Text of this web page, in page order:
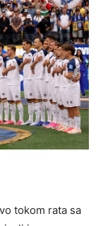
tokom rata sa